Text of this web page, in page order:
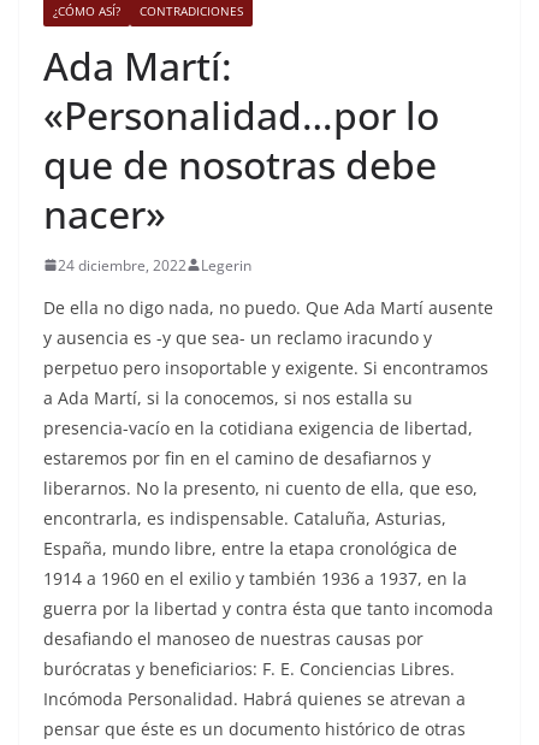
¿CÓMO ASÍ? CONTRADICIONES
Ada Martí:
«Personalidad…por lo
que de nosotras debe
nacer»
24 diciembre, 2022 Legerin
De ella no digo nada, no puedo. Que Ada Martí ausente
y ausencia es -y que sea- un reclamo iracundo y
perpetuo pero insoportable y exigente. Si encontramos
a Ada Martí, si la conocemos, si nos estalla su
presencia-vacío en la cotidiana exigencia de libertad,
estaremos por fin en el camino de desafiarnos y
liberarnos. No la presento, ni cuento de ella, que eso,
encontrarla, es indispensable. Cataluña, Asturias,
España, mundo libre, entre la etapa cronológica de
1914 a 1960 en el exilio y también 1936 a 1937, en la
guerra por la libertad y contra ésta que tanto incomoda
desafiando el manoseo de nuestras causas por
burócratas y beneficiarios: F. E. Conciencias Libres.
Incómoda Personalidad. Habrá quienes se atrevan a
pensar que éste es un documento histórico de otras